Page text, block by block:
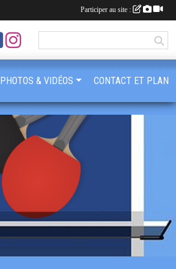
PHOTOS & VIDÉOS CONTACT ET PLAN
Participer au site :